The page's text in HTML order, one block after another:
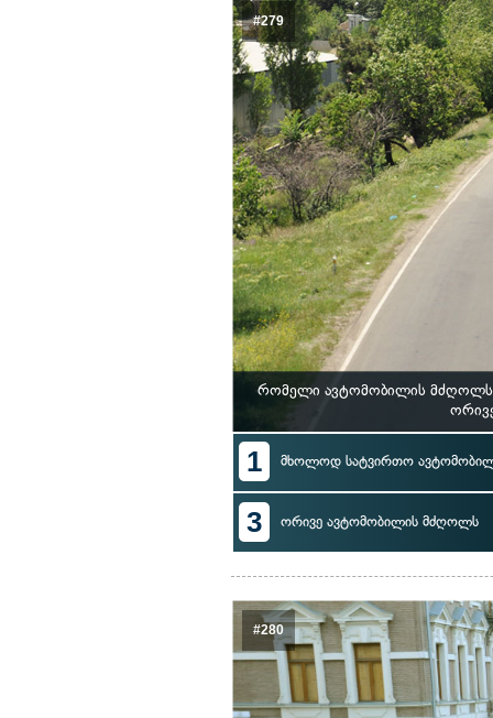
#279
რომელი ავტომობილის მძღოლს
1 მხოლოდ სატვირთო
3 ორივე ავტომობილის მძღოლს
#280